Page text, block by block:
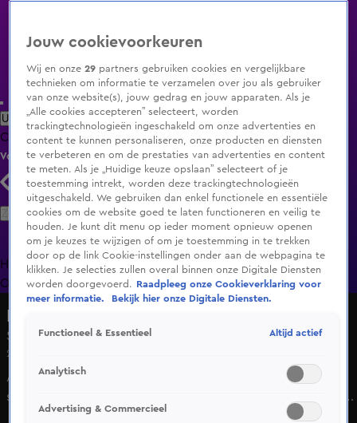
Uitzending Gemist Populaire programma's Zenders Genres
ClipsFilmsRadioSmart TV inlogShop
Volg KIJK
Zoeken
HomeUitzending Gemist Programma's De Bondgenoten
OranjezomerLivestreamsShop
Seizoen 1, aflevering 1
21 feb 2015, 06:50
Alles over sport. Van nieuwe sporten tot bestaande
sporten en van sportapparatuur tot sportvoeding. Ook alle
trends op sportgebied komen voorbij.
Jouw cookievoorkeuren
Wij en onze29 partners gebruiken cookies en vergelijkbare
technieken om informatie te verzamelen over jou als gebruiker
van onze website(s), jouw gedrag en jouw apparaten. Als je
„Alle cookies accepteren” selecteert, worden
trackingtechnologieën ingeschakeld om onze advertenties en
content te kunnen personaliseren, onze producten en diensten
te verbeteren en om de prestaties van advertenties en content
te meten. Als je „Huidige keuze opslaan” selecteert of je
toestemming intrekt, worden deze trackingtechnologieën
uitgeschakeld. We gebruiken dan enkel functionele en essentiële
cookies om de website goed te laten functioneren en veilig te
houden. Je kunt dit menu op ieder moment opnieuw openen
om je keuzes te wijzigen of om je toestemming in te trekken
door op de link Cookie-instellingen onder aan de webpagina te
klikken. Je selecties zullen overal binnen onze Digitale Diensten
worden doorgevoerd.
Raadpleeg onze Cookieverklaring voor
meer informatie.
Bekijk hier onze Digitale Diensten.
Functioneel & Essentieel Altijd actief
Analytisch
Advertising & Commercieel